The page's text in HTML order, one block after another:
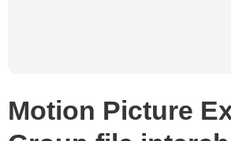
Motion Picture